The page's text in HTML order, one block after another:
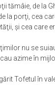
tămâie, de la
la porţi, cea
şi cea care
nu se
azime în
Tofetul în